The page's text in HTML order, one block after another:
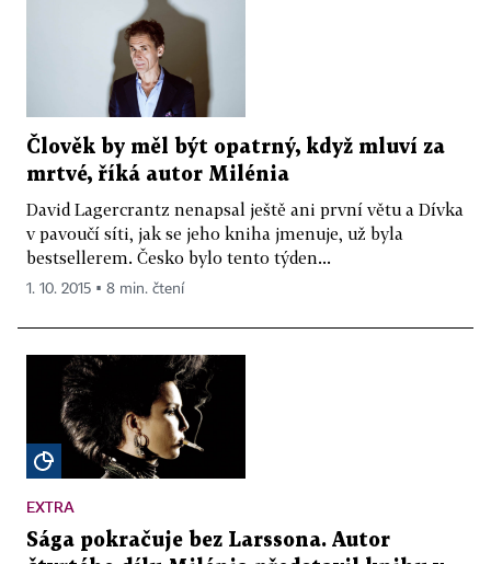
Člověk by měl být opatrný, když mluví za
mrtvé, říká autor Milénia
David Lagercrantz nenapsal ještě ani první větu a Dívka
v pavoučí síti, jak se jeho kniha jmenuje, už byla
bestsellerem. Česko bylo tento týden...
1. 10. 2015 ▪ 8 min. čtení
EXTRA
Sága pokračuje bez Larssona. Autor